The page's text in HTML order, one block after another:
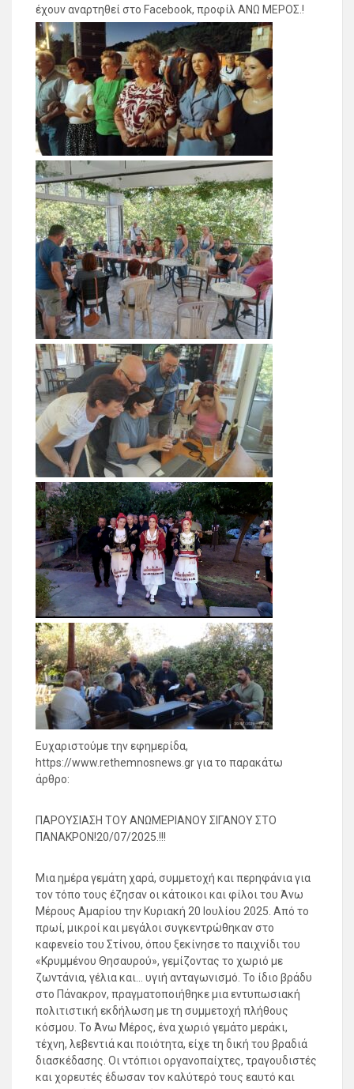
έχουν αναρτηθεί στο Facebook, προφίλ ΑΝΩ ΜΕΡΟΣ.!
Ευχαριστούμε την εφημερίδα,
https://www.rethemnosnews.gr για το παρακάτω
άρθρο:
ΠΑΡΟΥΣΙΑΣΗ ΤΟΥ ΑΝΩΜΕΡΙΑΝΟΥ ΣΙΓΑΝΟΥ ΣΤΟ
ΠΑΝΑΚΡΟΝ!20/07/2025.!!!
Μια ημέρα γεμάτη χαρά, συμμετοχή και περηφάνια για
τον τόπο τους έζησαν οι κάτοικοι και φίλοι του Άνω
Μέρους Αμαρίου την Κυριακή 20 Ιουλίου 2025. Από το
πρωί, μικροί και μεγάλοι συγκεντρώθηκαν στο
καφενείο του Στίνου, όπου ξεκίνησε το παιχνίδι του
«Κρυμμένου Θησαυρού», γεμίζοντας το χωριό με
ζωντάνια, γέλια και… υγιή ανταγωνισμό. Το ίδιο βράδυ
στο Πάνακρον, πραγματοποιήθηκε μια εντυπωσιακή
πολιτιστική εκδήλωση με τη συμμετοχή πλήθους
κόσμου. Το Άνω Μέρος, ένα χωριό γεμάτο μεράκι,
τέχνη, λεβεντιά και ποιότητα, είχε τη δική του βραδιά
διασκέδασης. Οι ντόπιοι οργανοπαίχτες, τραγουδιστές
και χορευτές έδωσαν τον καλύτερό τους εαυτό και